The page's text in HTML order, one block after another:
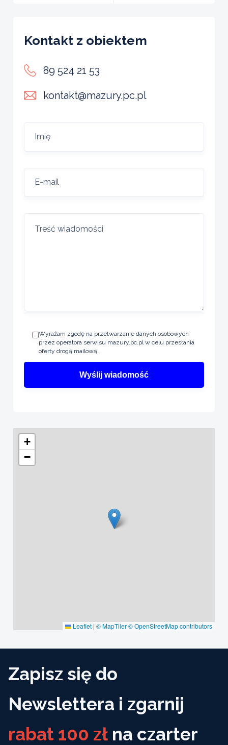
Kontakt z obiektem
89 524 21 53
kontakt@mazury.pc.pl
Wyrażam zgodę na przetwarzanie danych osobowych
przez operatora serwisu mazury.pc.pl w celu przesłania
oferty drogą mailową.
+
−
Leaflet | © MapTiler© OpenStreetMap contributors
Zapisz się do
Newslettera i zgarnij
rabat 100 zł na czarter